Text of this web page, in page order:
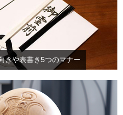
きや表書き5つのマナー